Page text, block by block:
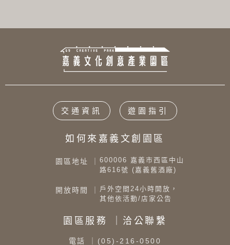
交通資訊 遊園指引
如何來嘉義文創園區
園區地址 ｜ 600006 嘉義市西區中山
路616號 (嘉義舊酒廠)
開放時間 ｜ 戶外空間24小時開放，
其他依活動/店家公告
園區服務 ｜洽公聯繫
電話 ｜(05)-216-0500